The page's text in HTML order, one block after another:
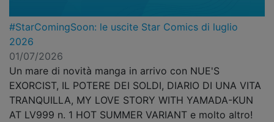
#StarComingSoon: le uscite Star Comics di luglio
2026
01/07/2026
Un mare di novità manga in arrivo con NUE'S
EXORCIST, IL POTERE DEI SOLDI, DIARIO DI UNA VITA
TRANQUILLA, MY LOVE STORY WITH YAMADA-KUN
AT LV999 n. 1 HOT SUMMER VARIANT e molto altro!